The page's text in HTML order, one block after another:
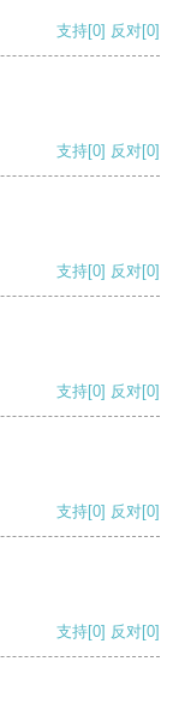
支持[0] 反对[0]
支持[0] 反对[0]
支持[0] 反对[0]
支持[0] 反对[0]
支持[0] 反对[0]
支持[0] 反对[0]